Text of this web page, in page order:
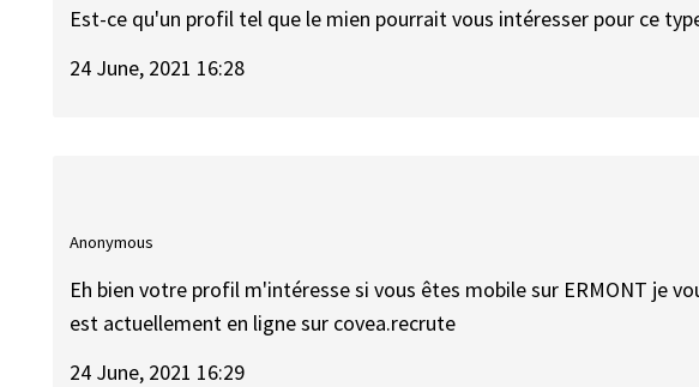
Est-ce qu'un profil tel que le mien pourrait vous intéresser pour ce
24 June, 2021 16:28
Anonymous
Eh bien votre profil m'intéresse si vous êtes mobile sur ERMONT je
est actuellement en ligne sur covea.recrute
24 June, 2021 16:29